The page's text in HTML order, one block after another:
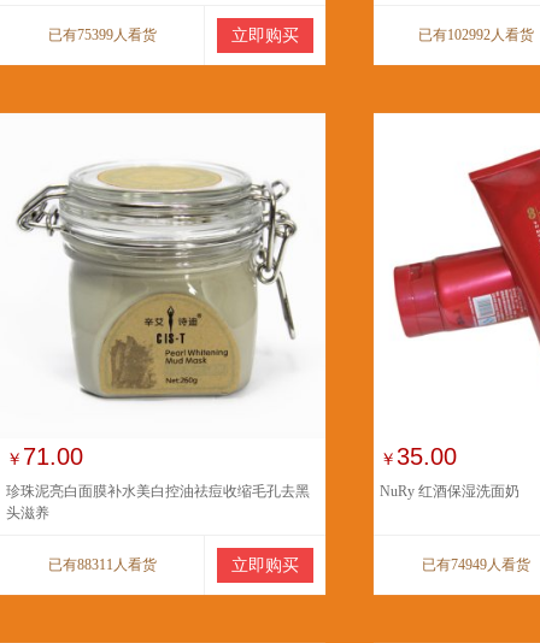
已有75399人看货 立即购买 已有102992人看货
￥ 71.00
珍珠泥亮白面膜补水美白控油祛痘收缩毛孔去黑
头滋养
已有88311人看货 立即购买
￥35.00
NuRy 红酒保湿洗面奶
已有74949人看货